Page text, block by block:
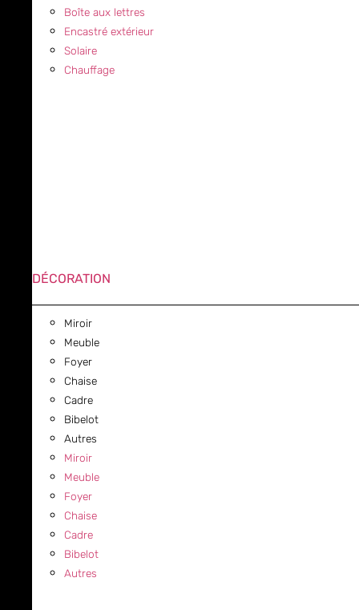
Boîte aux lettres
Encastré extérieur
Solaire
Chauffage
DÉCORATION
Miroir
Meuble
Foyer
Chaise
Cadre
Bibelot
Autres
Miroir
Meuble
Foyer
Chaise
Cadre
Bibelot
Autres